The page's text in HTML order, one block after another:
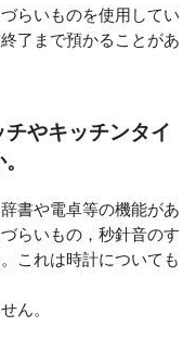
らいものを使用してい
了まで預かることがあ
やキッチンタイ
書や電卓等の機能があ
らいもの，秒針音のす
これは時計についても
ん。